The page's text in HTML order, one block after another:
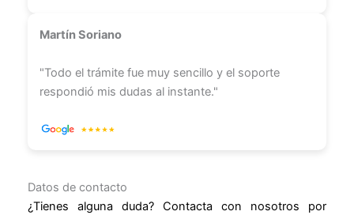
Martín Soriano
"Todo el trámite fue muy sencillo y el soporte
respondió mis dudas al instante."
Datos de contacto
¿Tienes alguna duda? Contacta con nosotros por